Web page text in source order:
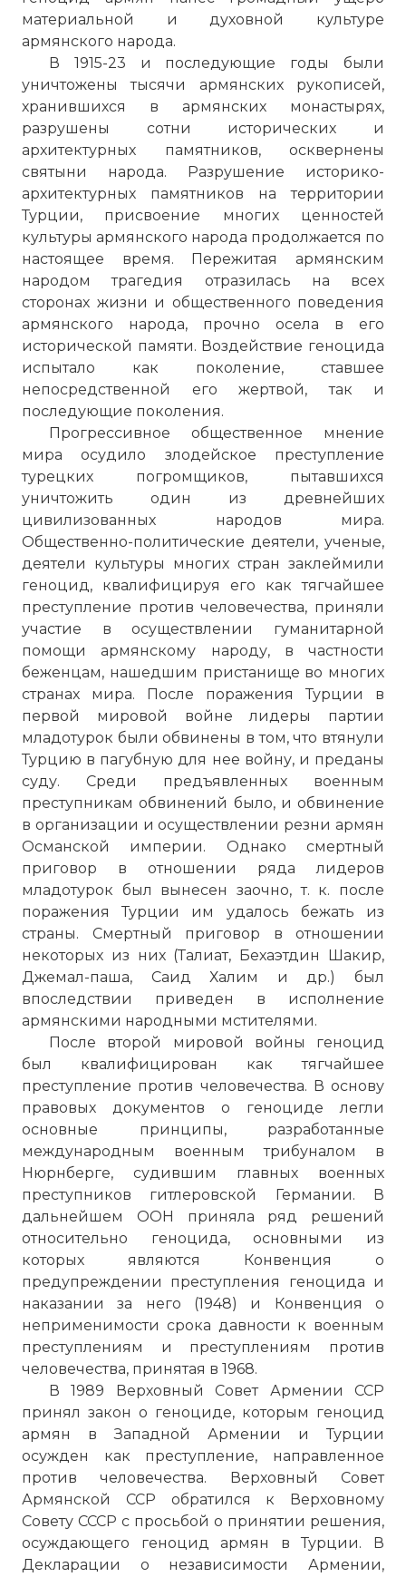
материальной и духовной культуре
армянского народа.
В 1915-23 и последующие годы были
уничтожены тысячи армянских рукописей,
хранившихся в армянских монастырях,
разрушены сотни исторических и
архитектурных памятников, осквернены
святыни народа. Разрушение историко-
архитектурных памятников на территории
Турции, присвоение многих ценностей
культуры армянского народа продолжается по
настоящее время. Пережитая армянским
народом трагедия отразилась на всех
сторонах жизни и общественного поведения
армянского народа, прочно осела в его
исторической памяти. Воздействие геноцида
испытало как поколение, ставшее
непосредственной его жертвой, так и
последующие поколения.
Прогрессивное общественное мнение
мира осудило злодейское преступление
турецких погромщиков, пытавшихся
уничтожить один из древнейших
цивилизованных народов мира.
Общественно-политические деятели, ученые,
деятели культуры многих стран заклеймили
геноцид, квалифицируя его как тягчайшее
преступление против человечества, приняли
участие в осуществлении гуманитарной
помощи армянскому народу, в частности
беженцам, нашедшим пристанище во многих
странах мира. После поражения Турции в
первой мировой войне лидеры партии
младотурок были обвинены в том, что втянули
Турцию в пагубную для нее войну, и преданы
суду. Среди предъявленных военным
преступникам обвинений было, и обвинение
в организации и осуществлении резни армян
Османской империи. Однако смертный
приговор в отношении ряда лидеров
младотурок был вынесен заочно, т. к. после
поражения Турции им удалось бежать из
страны. Смертный приговор в отношении
некоторых из них (Талиат, Бехаэтдин Шакир,
Джемал-паша, Саид Халим и др.) был
впоследствии приведен в исполнение
армянскими народными мстителями.
После второй мировой войны геноцид
был квалифицирован как тягчайшее
преступление против человечества. В основу
правовых документов о геноциде легли
основные принципы, разработанные
международным военным трибуналом в
Нюрнберге, судившим главных военных
преступников гитлеровской Германии. В
дальнейшем ООН приняла ряд решений
относительно геноцида, основными из
которых являются Конвенция о
предупреждении преступления геноцида и
наказании за него (1948) и Конвенция о
неприменимости срока давности к военным
преступлениям и преступлениям против
человечества, принятая в 1968.
В 1989 Верховный Совет Армении ССР
принял закон о геноциде, которым геноцид
армян в Западной Армении и Турции
осужден как преступление, направленное
против человечества. Верховный Совет
Армянской ССР обратился к Верховному
Совету СССР с просьбой о принятии решения,
осуждающего геноцид армян в Турции. В
Декларации о независимости Армении,